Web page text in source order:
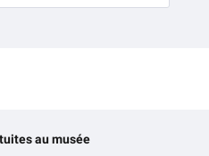
au musée